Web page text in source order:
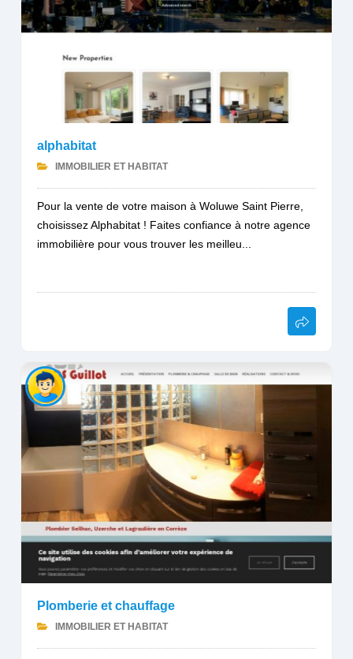
alphabitat
IMMOBILIER ET HABITAT
Pour la vente de votre maison à Woluwe Saint Pierre,
choisissez Alphabitat ! Faites confiance à notre agence
immobilière pour vous trouver les meilleu...
Plomberie et chauffage
IMMOBILIER ET HABITAT